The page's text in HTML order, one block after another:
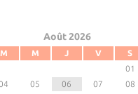
Août 2026
M M J V S
01
05 06 07 08